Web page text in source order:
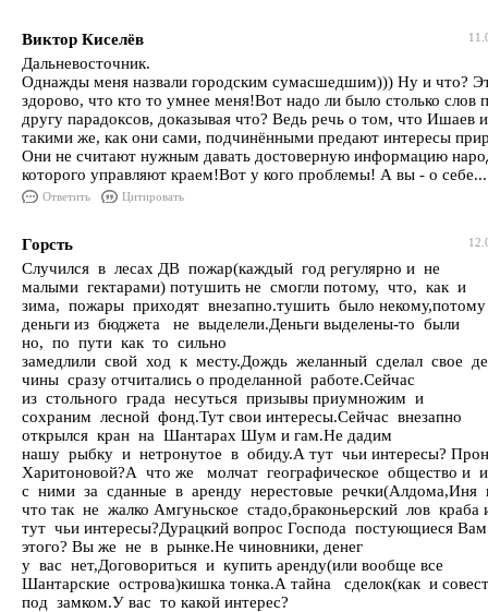
Виктор Киселёв
Дальневосточник.
Однажды меня назвали городским сумасшедшим))) Ну и что?
здорово, что кто то умнее меня!Вот надо ли было столько слов
другу парадоксов, доказывая что? Ведь речь о том, что Ишаев
такими же, как они сами, подчинёнными предают интересы
Они не считают нужным давать достоверную информацию
которого управляют краем!Вот у кого проблемы! А вы - о
Ответить Цитировать
Горсть
Случился в лесах ДВ пожар(каждый год регулярно и не
малыми гектарами) потушить не смогли потому, что, как и
зима, пожары приходят внезапно.тушить было
деньги из бюджета не выделели.Деньги выделены-то были
но, по пути как то сильно
замедлили свой ход к месту.Дождь желанный сделал свое
чины сразу отчитались о проделанной работе.Сейчас
из стольного града несуться призывы приумножим и
сохраним лесной фонд.Тут свои интересы.Сейчас внезапно
открылся кран на Шантарах Шум и гам.Не дадим
нашу рыбку и нетронутое в обиду.А тут чьи интересы?
Харитоновой?А что же молчат географическое общество и
с ними за сданные в аренду нерестовые речки(Алдома,Иня
что так не жалко Амгуньское стадо,браконьерский лов краба
тут чьи интересы?Дурацкий вопрос Господа постующиеся
этого? Вы же не в рынке.Не чиновники, денег
у вас нет,Договориться и купить аренду(или вообще все
Шантарские острова)кишка тонка.А тайна сделок(как и
под замком.У вас то какой интерес?